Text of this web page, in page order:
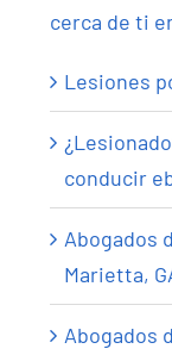
cerca de ti
Lesiones
conducir
Abogados
Marietta,
Abogados